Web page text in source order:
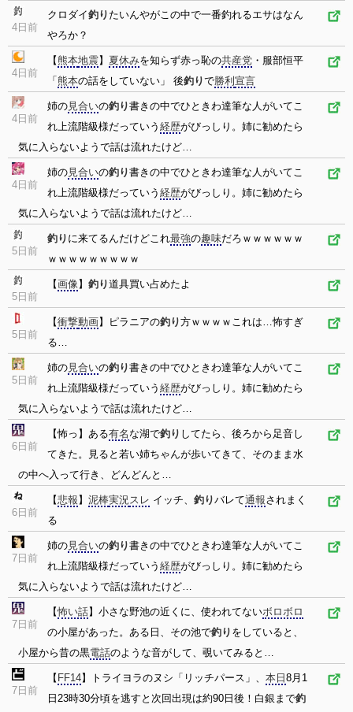
4日前
クロダイ釣り たいんやがこの中で一番釣れるエサはなん
やろか？
4日前
【 熊本地震】 夏休みを知らず赤っ恥の共産党 ・服部恒平
「 熊本の話をしていない」 後釣りで勝利 宣言
4日前
姉の見合いの釣り書きの中でひときわ達筆な人がいてこ
れ上流階級様だっていう 経歴がびっしり。姉に勧めたら
気に入らないようで話は流れたけど…
4日前
姉の見合いの釣り書きの中でひときわ達筆な人がいてこ
れ上流階級様だっていう 経歴がびっしり。姉に勧めたら
気に入らないようで話は流れたけど…
5日前
釣り に来てるんだけどこれ最強の趣味だろｗｗｗｗｗｗ
ｗｗｗｗｗｗｗｗｗ
5日前
【画像】 釣り道具買い占めたよ
5日前
【衝撃動画】ピラニアの釣り方ｗｗｗｗこれは…怖すぎ
る…
5日前
姉の見合いの釣り書きの中でひときわ達筆な人がいてこ
れ上流階級様だっていう 経歴がびっしり。姉に勧めたら
気に入らないようで話は流れたけど…
6日前
【怖っ】ある有名な湖で釣り してたら、後ろから足音し
てきた。見ると若い姉ちゃんが歩いてきて、そのまま水
の中へ入って行き、どんどんと…
6日前
【悲報 】 泥棒実況スレ イッチ、 釣りバレて通報されまく
る
7日前
姉の見合いの釣り書きの中でひときわ達筆な人がいてこ
れ上流階級様だっていう 経歴がびっしり。姉に勧めたら
気に入らないようで話は流れたけど…
7日前
【怖い話】小さな野池の近くに、使われてないボロボロ
の小屋があった。ある日、その池で釣り をしていると、
小屋から昔の黒電話のような音がして、覗いてみると…
7日前
【 FF14】トライヨラのヌシ「リッチパース」、 本日 8月1
日23時30分頃を逃すと次回出現は約90日後！白銀まで釣